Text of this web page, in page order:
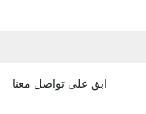
ابق على تواصل معنا